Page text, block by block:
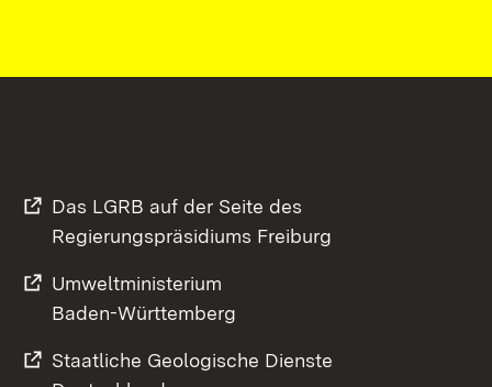
Das LGRB auf der Seite des
Regierungspräsidiums Freiburg
Umweltministerium
Baden-Württemberg
Staatliche Geologische Dienste